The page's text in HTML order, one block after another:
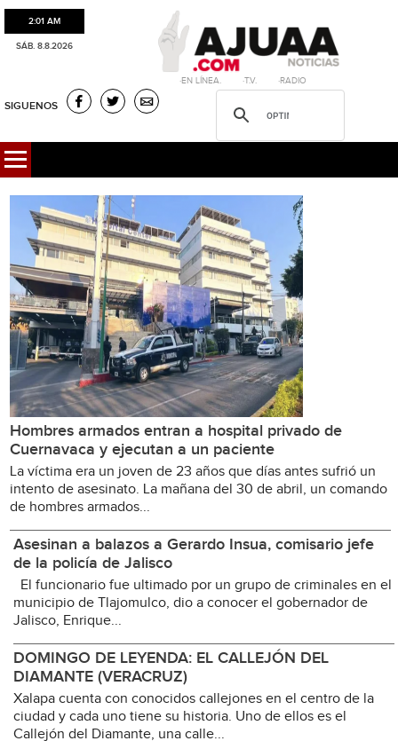
2:01 AM
SÁB. 8.8.2026
·EN LÍNEA. ·T.V. ·RADIO
SIGUENOS
Hombres armados entran a hospital privado de
Cuernavaca y ejecutan a un paciente
La víctima era un joven de 23 años que días antes sufrió un
intento de asesinato. La mañana del 30 de abril, un comando
de hombres armados...
Asesinan a balazos a Gerardo Insua, comisario jefe
de la policía de Jalisco
El funcionario fue ultimado por un grupo de criminales en el
municipio de Tlajomulco, dio a conocer el gobernador de
Jalisco, Enrique...
DOMINGO DE LEYENDA: EL CALLEJÓN DEL
DIAMANTE (VERACRUZ)
Xalapa cuenta con conocidos callejones en el centro de la
ciudad y cada uno tiene su historia. Uno de ellos es el
Callejón del Diamante, una calle...